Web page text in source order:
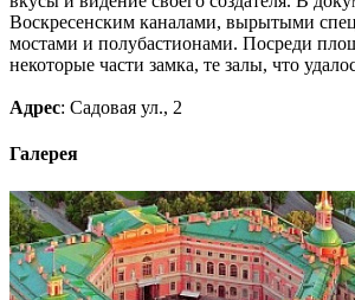
Воскресенским каналами, вырытыми
мостами и полубастионами. Посреди
некоторые части замка, те залы, что
Адрес: Садовая ул., 2
Галерея